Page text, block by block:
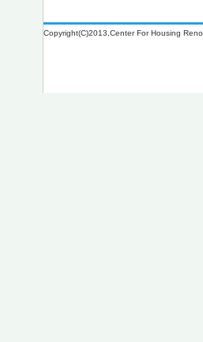
Copyright(C)2013,Center For Housing